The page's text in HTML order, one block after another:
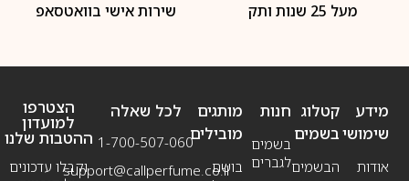
מעל 25 שנות ותק שירות אישי בוואטסאפ
מידע
שימושי
אודות
חנות
בשמים
לגברים
קטלוג
בשמים
הבשמים
מותגים
מובילים
בושם
לכל שאלה
1-700-507-060
support@callperfume.co.il
הצטרפו
למועדון
ההטבות שלנו
וקבלו עדכונים